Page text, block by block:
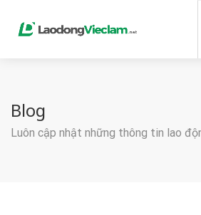
Blog
Luôn cập nhật những thông tin lao